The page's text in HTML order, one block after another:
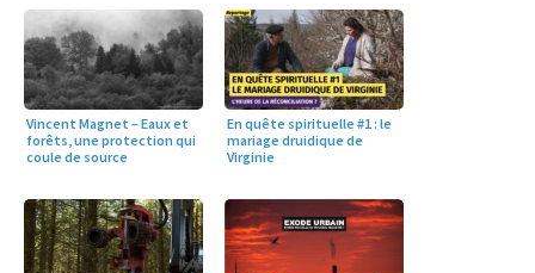
Vincent Magnet – Eaux et
forêts, une protection qui
coule de source
En quête spirituelle #1 : le
mariage druidique de
Virginie